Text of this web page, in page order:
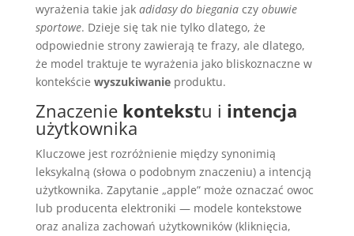
wyrażenia takie jak adidasy do bieganiaczy obuwie
sportowe. Dzieje się tak nie tylko dlatego, że
odpowiednie strony zawierają te frazy, ale dlatego,
że model traktuje te wyrażenia jako bliskoznaczne w
kontekście wyszukiwanieproduktu.
Znaczenie kontekstu i intencja
użytkownika
Kluczowe jest rozróżnienie między synonimią
leksykalną (słowa o podobnym znaczeniu) a intencją
użytkownika. Zapytanie „apple” może oznaczać owoc
lub producenta elektroniki — modele kontekstowe
oraz analiza zachowań użytkowników (kliknięcia,